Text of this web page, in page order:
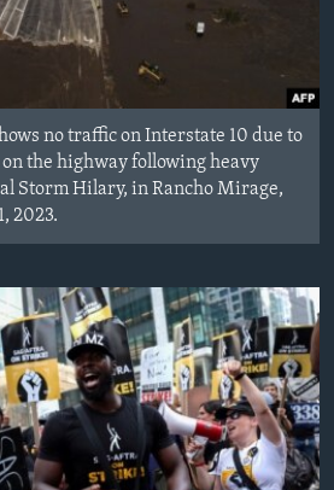
no traffic on Interstate 10 due to
the highway following heavy
Storm Hilary, in Rancho Mirage,
2023.